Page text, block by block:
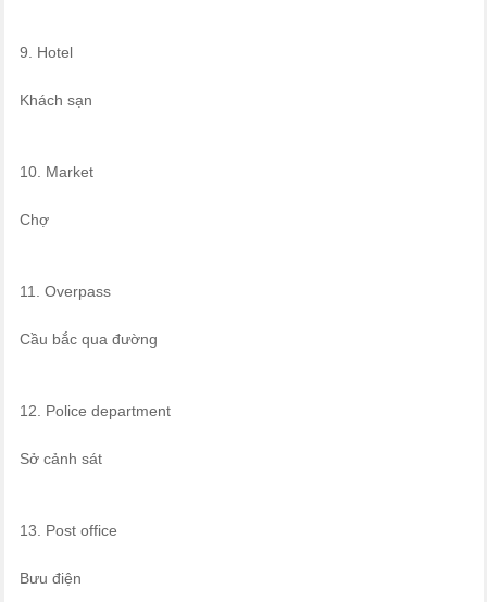
9. Hotel
Khách sạn
10. Market
Chợ
11. Overpass
Cầu bắc qua đường
12. Police department
Sở cảnh sát
13. Post office
Bưu điện